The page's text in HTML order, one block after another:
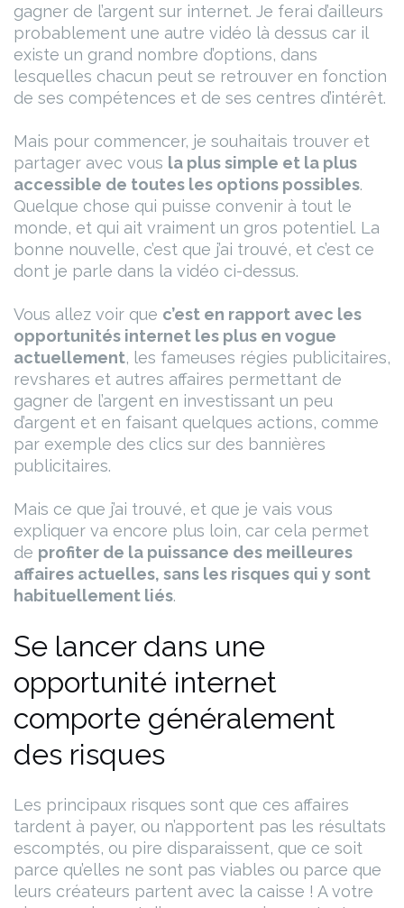
gagner de l’argent sur internet. Je ferai d’ailleurs
probablement une autre vidéo là dessus car il
existe un grand nombre d’options, dans
lesquelles chacun peut se retrouver en fonction
de ses compétences et de ses centres d’intérêt.
Mais pour commencer, je souhaitais trouver et
partager avec vous la plus simple et la plus
accessible de toutes les options possibles.
Quelque chose qui puisse convenir à tout le
monde, et qui ait vraiment un gros potentiel. La
bonne nouvelle, c’est que j’ai trouvé, et c’est ce
dont je parle dans la vidéo ci-dessus.
Vous allez voir que c’est en rapport avec les
opportunités internet les plus en vogue
actuellement, les fameuses régies publicitaires,
revshares et autres affaires permettant de
gagner de l’argent en investissant un peu
d’argent et en faisant quelques actions, comme
par exemple des clics sur des bannières
publicitaires.
Mais ce que j’ai trouvé, et que je vais vous
expliquer va encore plus loin, car cela permet
de profiter de la puissance des meilleures
affaires actuelles, sans les risques qui y sont
habituellement liés.
Se lancer dans une
opportunité internet
comporte généralement
des risques
Les principaux risques sont que ces affaires
tardent à payer, ou n’apportent pas les résultats
escomptés, ou pire disparaissent, que ce soit
parce qu’elles ne sont pas viables ou parce que
leurs créateurs partent avec la caisse ! A votre